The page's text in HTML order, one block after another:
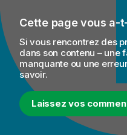
Cette page vous a-
Si vous rencontrez des
dans son contenu – une
manquante ou une
savoir.
Laissez vos